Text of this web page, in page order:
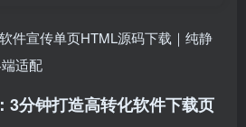
件宣传单页HTML源码下载｜纯静
适配
3分钟打造高转化软件下载页